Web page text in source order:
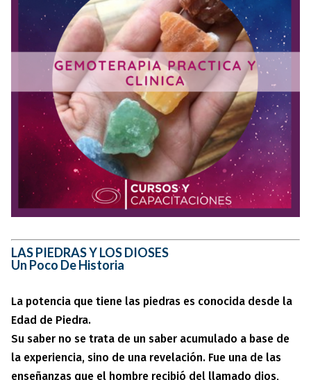
LAS PIEDRAS Y LOS DIOSES
Un Poco De Historia
La potencia que tiene las piedras es conocida desde la
Edad de Piedra.
Su saber no se trata de un saber acumulado a base de
la experiencia, sino de una revelación. Fue una de las
enseñanzas que el hombre recibió del llamado dios,